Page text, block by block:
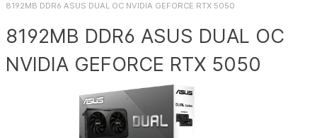
8192MB DDR6 ASUS DUAL OC NVIDIA GEFORCE RTX 5050
8192MB DDR6 ASUS DUAL OC
NVIDIA GEFORCE RTX 5050